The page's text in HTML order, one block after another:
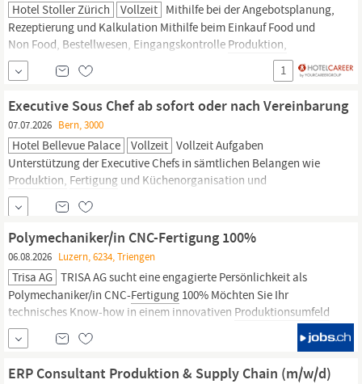
Hotel Stoller Zürich Vollzeit Mithilfe bei der Angebotsplanung,
Rezeptierung und Kalkulation Mithilfe beim Einkauf Food und
Non Food, Bestellwesen, Eingangskontrolle Produktion,
Fertigung,
Mise en Place Mithilfe bei der Küchenorganisation inkl.
Dienst Mithilfe bei der Mitarbeiterführung und
wirtschaftlichen...
1
Executive Sous Chef ab sofort oder nach Vereinbarung
07.07.2026 Bern, 3000
Hotel Bellevue Palace Vollzeit Vollzeit Aufgaben
Unterstützung der Executive Chefs in sämtlichen Belangen wie
Produktion, Fertigung und Küchenorganisation und
Mitarbeiterbetreuung und -planung Unterstützung der Sous Chefs
unserer Restaurants in der täglichen
Organisation Verantwortung über die Bankett- und
Cateringküche...
Polymechaniker/in CNC-Fertigung 100%
06.08.2026 Luzern, 6234, Triengen
Trisa AG TRISA AG sucht eine engagierte Persönlichkeit als
Polymechaniker/in CNC-Fertigung 100% Möchten Sie Ihr
technisches Know-how in einem innovativen Produktionsumfeld
einbringen? In dieser abwechslungsreicher Funktion unterstützen
Sie unser Team mit einem fortschrittlichen Maschinenpark in der
ERP Consultant Produktion & Supply Chain (m/w/d)